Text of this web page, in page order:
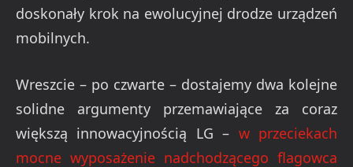
doskonały krok na ewolucyjnej drodze urządzeń
mobilnych.
Wreszcie – po czwarte – dostajemy dwa kolejne
solidne argumenty przemawiające za coraz
większą innowacyjnością LG – w przeciekach
mocne wyposażenie nadchodzącego flagowca